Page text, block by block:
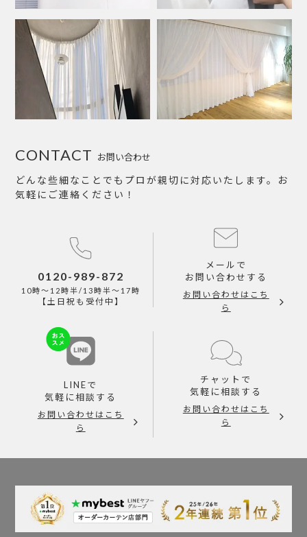
お問い合わせ
CONTACT
どんな些細なことでもプロが親切に対応いたします。お
気軽にご連絡ください！
0120-989-872
10時～12時半/13時半～17時
【土日祝も受付中】
メールで
お問い合わせする
お問い合わせはこち
ら
LINEで
気軽に相談する
お問い合わせはこち
ら
チャットで
気軽に相談する
お問い合わせはこち
ら